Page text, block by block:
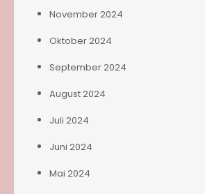
November 2024
Oktober 2024
September 2024
August 2024
Juli 2024
Juni 2024
Mai 2024